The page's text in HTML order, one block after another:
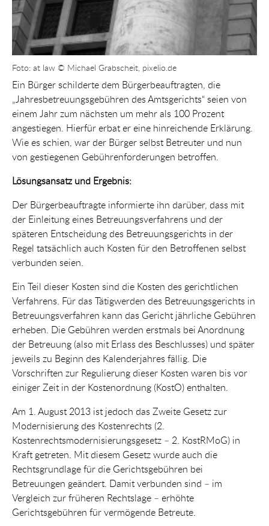
Foto: at law © Michael Grabscheit, pixelio.de
Ein Bürger schilderte dem Bürgerbeauftragten, die
„Jahresbetreuungsgebühren des Amtsgerichts“ seien von
einem Jahr zum nächsten um mehr als 100 Prozent
angestiegen. Hierfür erbat er eine hinreichende Erklärung.
Wie es schien, war der Bürger selbst Betreuter und nun
von gestiegenen Gebührenforderungen betroffen.
Lösungsansatz und Ergebnis:
Der Bürgerbeauftragte informierte ihn darüber, dass mit
der Einleitung eines Betreuungsverfahrens und der
späteren Entscheidung des Betreuungsgerichts in der
Regel tatsächlich auch Kosten für den Betroffenen selbst
verbunden seien.
Ein Teil dieser Kosten sind die Kosten des gerichtlichen
Verfahrens. Für das Tätigwerden des Betreuungsgerichts in
Betreuungsverfahren kann das Gericht jährliche Gebühren
erheben. Die Gebühren werden erstmals bei Anordnung
der Betreuung (also mit Erlass des Beschlusses) und später
jeweils zu Beginn des Kalenderjahres fällig. Die
Vorschriften zur Regulierung dieser Kosten waren bis vor
einiger Zeit in der Kostenordnung (KostO) enthalten.
Am 1. August 2013 ist jedoch das Zweite Gesetz zur
Modernisierung des Kostenrechts (2.
Kostenrechtsmodernisierungsgesetz – 2. KostRMoG) in
Kraft getreten. Mit diesem Gesetz wurde auch die
Rechtsgrundlage für die Gerichtsgebühren bei
Betreuungen geändert. Damit verbunden sind – im
Vergleich zur früheren Rechtslage – erhöhte
Gerichtsgebühren für vermögende Betreute.